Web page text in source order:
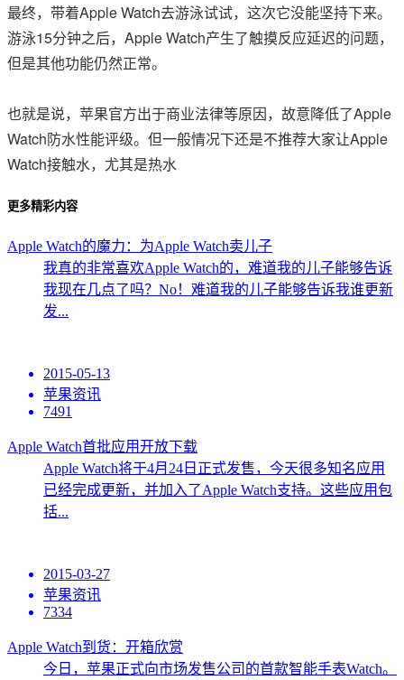
最终，带着Apple Watch去游泳试试，这次它没能坚持下来。
游泳15分钟之后，Apple Watch产生了触摸反应延迟的问题，
但是其他功能仍然正常。
也就是说，苹果官方出于商业法律等原因，故意降低了Apple
Watch防水性能评级。但一般情况下还是不推荐大家让Apple
Watch接触水，尤其是热水
更多精彩内容
Apple Watch的魔力：为Apple Watch卖儿子
我真的非常喜欢Apple Watch的，难道我的儿子能够告诉
我现在几点了吗？No！难道我的儿子能够告诉我谁更新
发...
2015-05-13
苹果资讯
7491
Apple Watch首批应用开放下载
Apple Watch将于4月24日正式发售，今天很多知名应用
已经完成更新，并加入了Apple Watch支持。这些应用包
括...
2015-03-27
苹果资讯
7334
Apple Watch到货：开箱欣赏
今日，苹果正式向市场发售公司的首款智能手表Watch。